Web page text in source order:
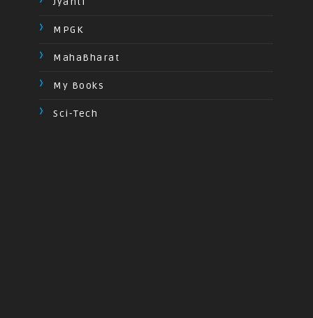
MPGK
MahaBharat
My Books
Sci-Tech